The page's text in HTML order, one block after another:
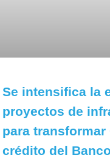
Se intensifica la
proyectos de
para transformar
crédito del